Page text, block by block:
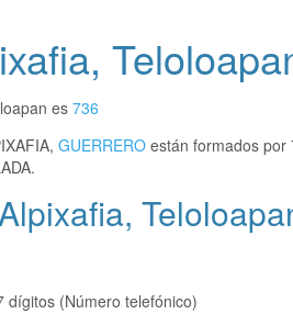
es736
GUERRERO están formados por
dígitos (Número telefónico)